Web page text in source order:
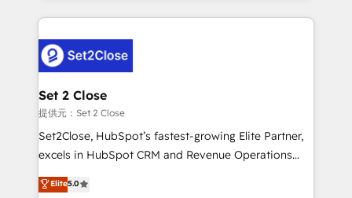
HubSpot projects for mid-market and enterprise
combine HubSpot, data, and AI to design connected
go-to-market systems that align people, process,
and technology for predictable, scalable revenue
growth. Our expertise spans RevOps, CRM and data
architecture, AI enablement, and strategic marketing,
delivered through our proprietary FLAIR framework
Partner and ISO 27001:2022 certified consultancy,
Set 2 Close
提供元：Set 2 Close
Set2Close, HubSpot’s fastest-growing Elite Partner,
excels in HubSpot CRM and Revenue Operations
(RevOps) services to boost B2B sales and growth.
As a top HubSpot Elite Partner, we specialize in
Elite5.0